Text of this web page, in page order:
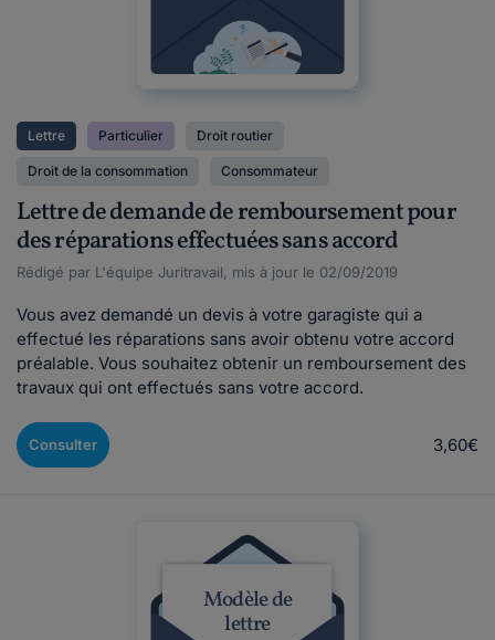
Lettre Particulier Droit routier
Droit de la consommation Consommateur
Lettre de demande de remboursement pour
des réparations effectuées sans accord
Rédigé par L'équipe Juritravail, mis à jour le 02/09/2019
Vous avez demandé un devis à votre garagiste qui a
effectué les réparations sans avoir obtenu votre accord
préalable. Vous souhaitez obtenir un remboursement des
travaux qui ont effectués sans votre accord.
Consulter 3,60€
Modèle de
lettre